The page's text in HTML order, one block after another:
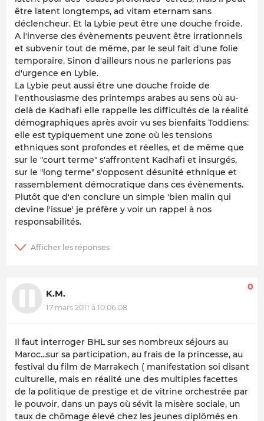
être latent longtemps, ad vitam eternam sans
déclencheur. Et la Lybie peut être une douche froide.
A l'inverse des évènements peuvent être irrationnels
et subvenir tout de même, par le seul fait d'une folie
temporaire. Sinon d'ailleurs nous ne parlerions pas
d'urgence en Lybie.
La Lybie peut aussi être une douche froide de
l'enthousiasme des printemps arabes au sens où au-
delà de Kadhafi elle rappelle les difficultés de la réalité
démographiques après avoir vu ses bienfaits Toddiens:
elle est typiquement une zone où les tensions
ethniques sont profondes et réelles, et de même que
sur le "court terme" s'affrontent Kadhafi et insurgés,
sur le "long terme" s'opposent désunité ethnique et
rassemblement démocratique dans ces évènements.
Plutôt que d'en conclure un simple 'bien malin qui
devine l'issue' je préfère y voir un rappel à nos
responsabilités.
K.M.
17 mars 2011 à 10:06:08
0
Il faut interroger BHL sur ses nombreux séjours au
Maroc...sur sa participation, au frais de la princesse, au
festival du film de Marrakech ( manifestation soi disant
culturelle, mais en réalité une des multiples facettes
de la politique de prestige et de vitrine orchestrée par
le pouvoir, dans un pays où sévit la misère sociale, un
taux de chômage élevé chez les jeunes diplômés en